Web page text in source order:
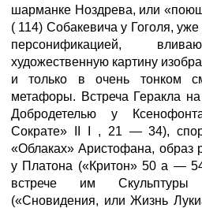
шарманке Ноздрева, или
( 114) Собакевича у Гоголя,
персонификацией,
художественную картину
и только в очень тонком
метафоры. Встреча Геракла
Добродетелью у
Сократе» II I , 21 — 34),
«Облаках» Аристофана, образ
у Платона («Критон» 50 а —
встрече им Скульптуры
(«Сновидения, или Жизнь